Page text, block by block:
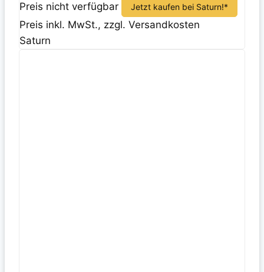
Preis nicht verfügbar
Jetzt kaufen bei Saturn!*
Preis inkl. MwSt., zzgl. Versandkosten
Saturn